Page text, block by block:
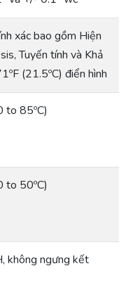
xác bao gồm Hiện
Tuyến tính và Khả
(21.5ºC) điển hình
to 85ºC)
to 50ºC)
không ngưng kết